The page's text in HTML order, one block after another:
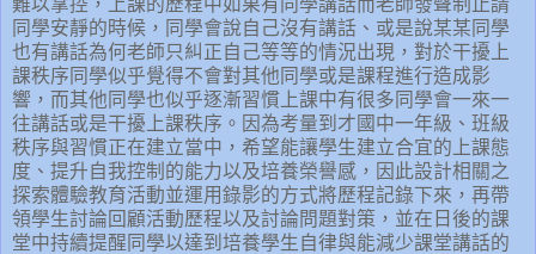
同學安靜的時候，同學會說自己沒有講話、或是說某某同學
也有講話為何老師只糾正自己等等的情況出現，對於干擾上
課秩序同學似乎覺得不會對其他同學或是課程進行造成影
響，而其他同學也似乎逐漸習慣上課中有很多同學會一來一
往講話或是干擾上課秩序。因為考量到才國中一年級、班級
秩序與習慣正在建立當中，希望能讓學生建立合宜的上課態
度、提升自我控制的能力以及培養榮譽感，因此設計相關之
探索體驗教育活動並運用錄影的方式將歷程記錄下來，再帶
領學生討論回顧活動歷程以及討論問題對策，並在日後的課
堂中持續提醒同學以達到培養學生自律與能減少課堂講話的